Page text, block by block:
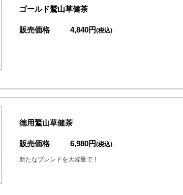
ゴールド鷲山草健茶
販売価格 4,840円(税込)
徳用鷲山草健茶
販売価格 6,980円(税込)
新たなブレンドを大容量で！